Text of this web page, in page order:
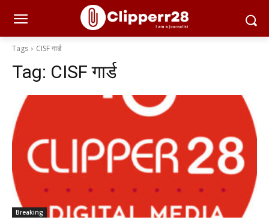
Tags CISF गार्ड
Tag: CISF गार्ड
Breaking